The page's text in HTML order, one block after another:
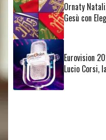
Ornaty
Gesù con
Eurovision
Lucio Corsi,